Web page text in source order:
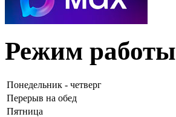
Режим работы
Понедельник - четверг
Перерыв на обед
Пятница